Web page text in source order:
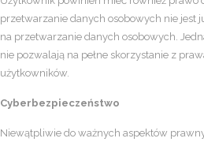
przetwarzanie danych osobowych nie jest
na przetwarzanie danych osobowych.
nie pozwalają na pełne skorzystanie z
użytkowników.
Cyberbezpieczeństwo
Niewątpliwie do ważnych aspektów